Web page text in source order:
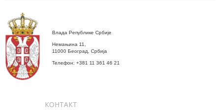
Влада Републике Србије
Немањина 11,
11000 Београд, Србија
Телефон: +381 11 361 46 21
КОНТАКТ